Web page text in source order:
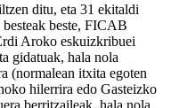
ditu, eta 31 ekitaldi
beste, FICAB
Aroko eskuizkribuei
gidatuak, hala nola
(normalean itxita egoten
hilerrira edo Gasteizko
berritzaileak, hala nola